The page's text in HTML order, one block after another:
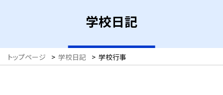
学校日記
トップページ > 学校日記 > 学校行事